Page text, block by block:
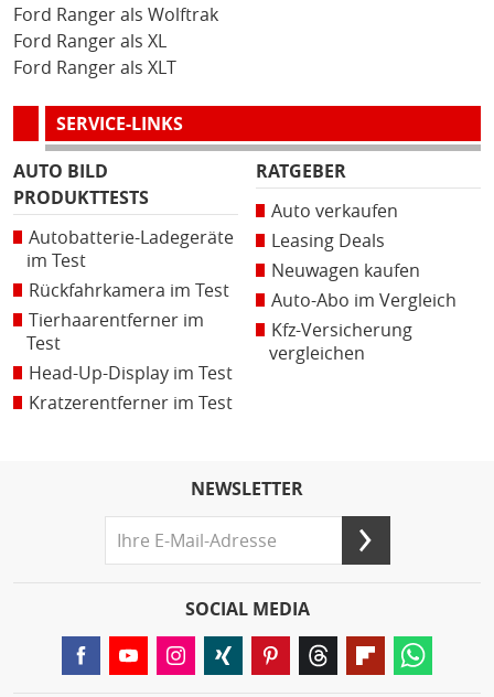
Ford Ranger als Wolftrak
Ford Ranger als XL
Ford Ranger als XLT
SERVICE-LINKS
AUTO BILD
PRODUKTTESTS
Autobatterie-Ladegeräte
im Test
Rückfahrkamera im Test
Tierhaarentferner im
Test
Head-Up-Display im Test
Kratzerentferner im Test
RATGEBER
Auto verkaufen
Leasing Deals
Neuwagen kaufen
Auto-Abo im Vergleich
Kfz-Versicherung
vergleichen
NEWSLETTER
SOCIAL MEDIA